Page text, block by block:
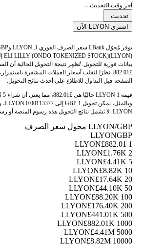
آخر وقت التحديث --
تحديث
اشتري LLYON الآن
£882.01. نظرًا لتقلب أسعار العملات المشفرة
الصفحة قبل التداول للاطلاع على أحدث نتائج التحويل.
LLYON. لا تشمل نتائج التحويل هذه رسوم المنصة أو رسوم التعدين.
LLYON/GBP محول سعر الصرف
LLYONGBP
1 LLYON
£882.01
2 LLYON
£1.76K
5 LLYON
£4.41K
10 LLYON
£8.82K
20 LLYON
£17.64K
50 LLYON
£44.10K
100 LLYON
£88.20K
200 LLYON
£176.40K
500 LLYON
£441.01K
1000 LLYON
£882.01K
5000 LLYON
£4.41M
10000 LLYON
£8.82M